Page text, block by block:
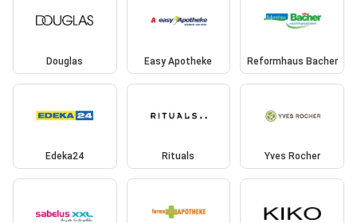
Douglas Easy Apotheke Reformhaus Bacher
Edeka24 Rituals Yves Rocher